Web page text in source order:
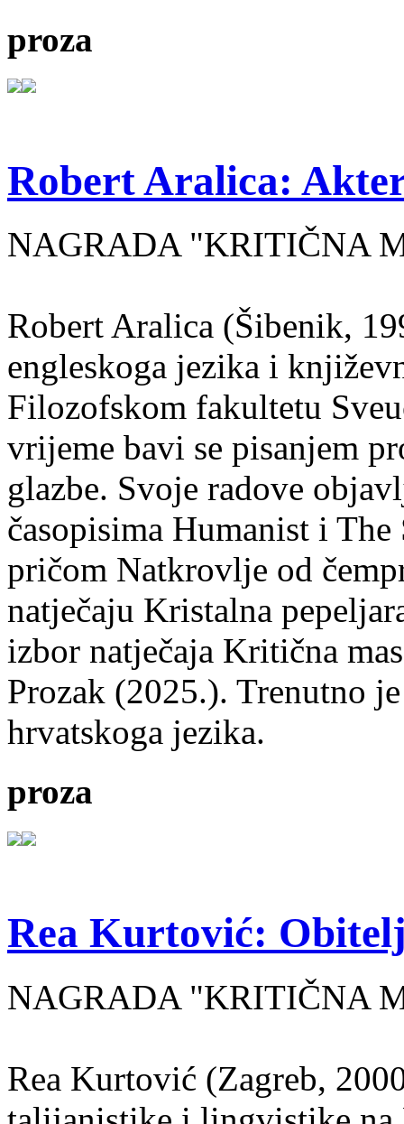
proza
Robert Aralica:
NAGRADA "KRITIČNA
Robert Aralica (Šibenik,
engleskoga jezika i
Filozofskom fakultetu
vrijeme bavi se pisanjem
glazbe. Svoje radove
časopisima Humanist i
pričom Natkrovlje od
natječaju Kristalna
izbor natječaja Kritična
Prozak (2025.). Trenutno
hrvatskoga jezika.
proza
Rea Kurtović:
NAGRADA "KRITIČNA
Rea Kurtović (Zagreb,